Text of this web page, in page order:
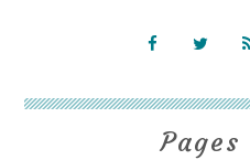
Pages